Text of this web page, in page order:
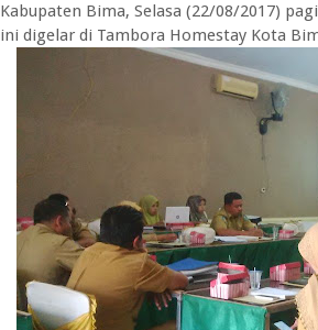
Kabupaten Bima, Selasa (22/08/2017)
ini digelar di Tambora Homestay Kota